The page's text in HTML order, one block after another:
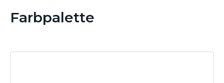
Farbpalette